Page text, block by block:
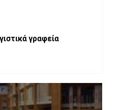
γραφεία